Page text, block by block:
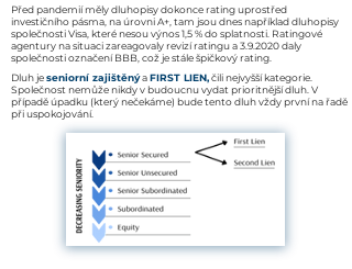
Před pandemií měly dluhopisy dokonce rating uprostřed
investičního pásma, na úrovni A+, tam jsou dnes například dluhopisy
společnosti Visa, které nesou výnos 1,5 % do splatnosti. Ratingové
agentury na situaci zareagovaly revizí ratingu a 3.9.2020 daly
společnosti označení BBB, což je stále špičkový rating.
Dluh jeseniorní zajištěnýaFIRST LIEN,čili nejvyšší kategorie.
Společnost nemůže nikdy v budoucnu vydat prioritnější dluh. V
případě úpadku (který nečekáme) bude tento dluh vždy první na řadě
při uspokojování.